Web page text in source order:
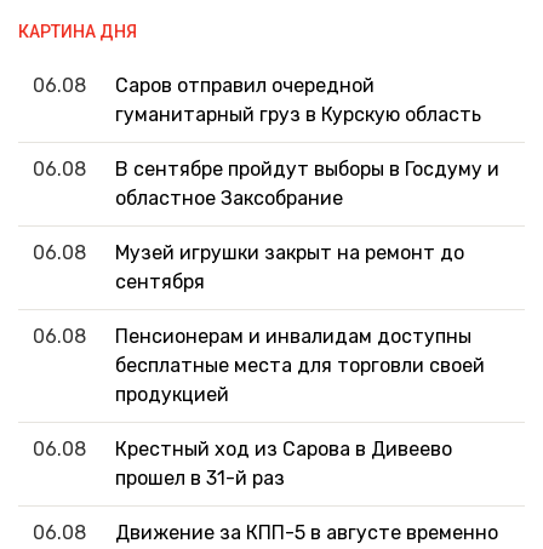
КАРТИНА ДНЯ
06.08
Саров отправил очередной
гуманитарный груз в Курскую область
06.08
В сентябре пройдут выборы в Госдуму и
областное Заксобрание
06.08
Музей игрушки закрыт на ремонт до
сентября
06.08
Пенсионерам и инвалидам доступны
бесплатные места для торговли своей
продукцией
06.08
Крестный ход из Сарова в Дивеево
прошел в 31-й раз
06.08
Движение за КПП-5 в августе временно